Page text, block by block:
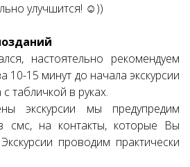
улучшится! ☺))
настоятельно рекомендуем
10-15 минут до начала экскурсии
табличкой в руках.
экскурсии мы предупредим
смс, на контакты, которые Вы
проводим практически